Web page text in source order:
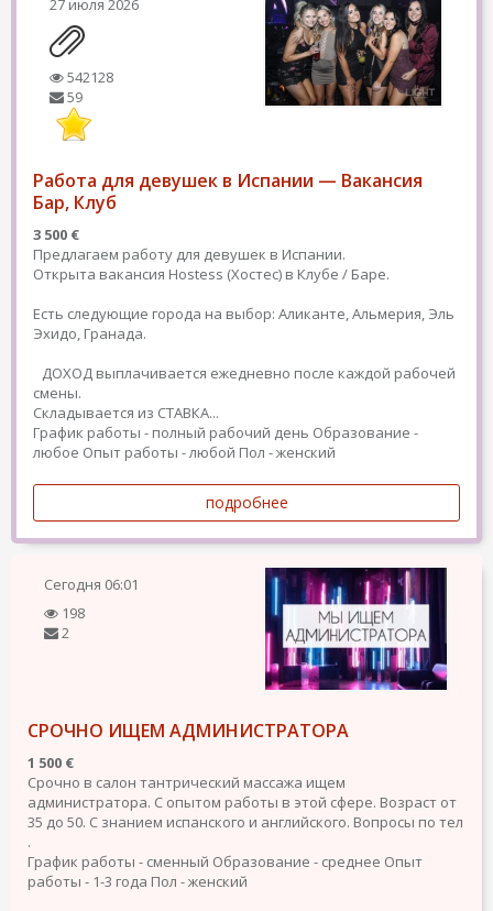
27 июля 2026
542128
59
Работа для девушек в Испании — Вакансия
Бар, Клуб
3 500 €
Предлагаем работу для девушек в Испании.
Открыта вакансия Hostess (Хостес) в Клубе / Баре.
Есть следующие города на выбор: Аликанте, Альмерия, Эль
Эхидо, Гранада.
ДОХОД выплачивается ежедневно после каждой рабочей
смены.
Складывается из СТАВКА...
График работы - полный рабочий день Образование -
любое Опыт работы - любой Пол - женский
подробнее
Сегодня 06:01
198
2
СРОЧНО ИЩЕМ АДМИНИСТРАТОРА
1 500 €
Срочно в салон тантрический массажа ищем
администратора. С опытом работы в этой сфере. Возраст от
35 до 50. С знанием испанского и английского. Вопросы по тел
.
График работы - сменный Образование - среднее Опыт
работы - 1-3 года Пол - женский